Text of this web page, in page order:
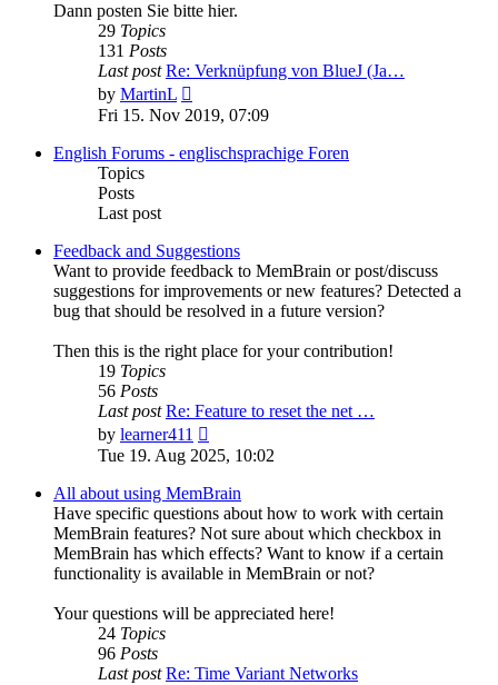
Dann posten Sie bitte hier.
29 Topics
131 Posts
Last post Re: Verknüpfung von BlueJ (Ja…
by MartinL
the
post
Fri 15. Nov 2019, 07:09
English Forums - englischsprachige Foren
Topics
Posts
Last post
Feedback and Suggestions
Want to provide feedback to MemBrain or post/discuss
suggestions for improvements or new features? Detected a
bug that should be resolved in a future version?
Then this is the right place for your contribution!
19 Topics
56 Posts
Last post Re: Feature to reset the net …
by learner411
the
post
Tue 19. Aug 2025, 10:02
All about using MemBrain
Have specific questions about how to work with certain
MemBrain features? Not sure about which checkbox in
MemBrain has which effects? Want to know if a certain
functionality is available in MemBrain or not?
Your questions will be appreciated here!
24 Topics
96 Posts
Last post Re: Time Variant Networks